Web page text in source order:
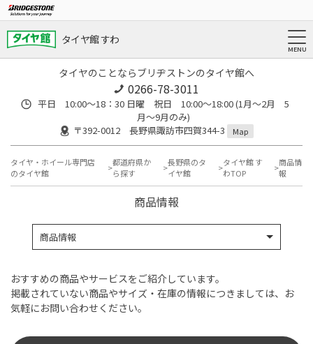
タイヤ館 すわ
タイヤのことならブリヂストンのタイヤ館へ
0266-78-3011
平日 10:00〜18：30 日曜 祝日 10:00〜18:00 (1月〜2月 5
月〜9月のみ)
〒392-0012 長野県諏訪市四賀344-3
Map
タイヤ・ホイール専門店
のタイヤ館
都道府県か
ら探す
長野県のタ
イヤ館
タイヤ館 す
わTOP
商品情
報
商品情報
商品情報
おすすめの商品やサービスをご紹介しています。
掲載されていない商品やサイズ・在庫の情報につきましては、お
気軽にお問い合わせください。